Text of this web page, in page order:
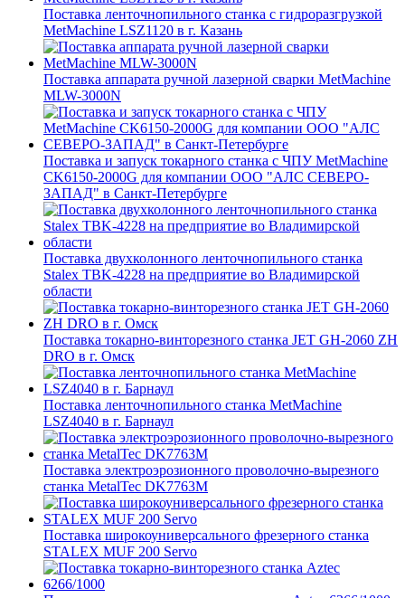
Поставка ленточнопильного станка c гидроразгрузкой
MetMachine LSZ1120 в г. Казань
Поставка аппарата ручной лазерной сварки MetMachine
MLW-3000N
Поставка и запуск токарного станка с ЧПУ MetMachine
CK6150-2000G для компании ООО "АЛС СЕВЕРО-
ЗАПАД" в Санкт-Петербурге
Поставка двухколонного ленточнопильного станка
Stalex TBK-4228 на предприятие во Владимирской
области
Поставка токарно-винторезного станка JET GH-2060 ZH
DRO в г. Омск
Поставка ленточнопильного станка MetMachine
LSZ4040 в г. Барнаул
Поставка электроэрозионного проволочно-вырезного
станка MetalTec DK7763M
Поставка широкоуниверсального фрезерного станка
STALEX MUF 200 Servo